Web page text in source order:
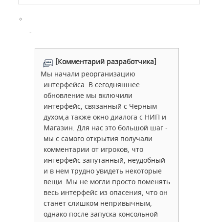
[Комментарий разработчика]
Мы начали реорганизацию
интерфейса. В сегодняшнее
обновление мы включили
интерфейс, связанный с Черным
духом,а также окно диалога с НИП и
Магазин. Для нас это большой шаг -
мы с самого открытия получали
комментарии от игроков, что
интерфейс запутанный, неудобный
и в нем трудно увидеть некоторые
вещи. Мы не могли просто поменять
весь интерфейс из опасения, что он
станет слишком непривычным,
однако после запуска консольной